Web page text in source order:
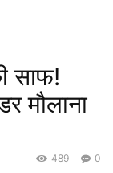
साफ!
मौलाना
0
489